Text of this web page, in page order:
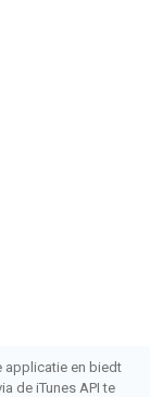
applicatie en biedt
de iTunes API te